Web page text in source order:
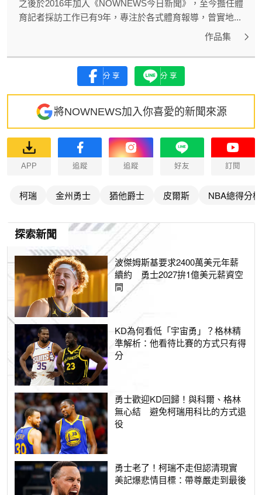
之後於2016年加入《NOWNEWS今日新聞》，至今擔任體
育記者採訪工作已有9年，專注於各式體育報導，曾實地...
作品集
分享 分享
將NOWNEWS加入你喜愛的新聞來源
APP 追蹤 追蹤 好友 訂閱
柯瑞 金州勇士 猶他爵士 皮爾斯 NBA總得分榜
探索新聞
波傑姆斯基要求2400萬美元年薪
續約 勇士2027拚1億美元薪資空
間
KD為何看低「宇宙勇」？格林精
準解析：他看待比賽的方式只有得
分
勇士歡迎KD回歸！與科爾、格林
無心結 避免柯瑞用科比的方式退
役
勇士老了！柯瑞不走但認清現實
美記爆悲情目標：帶尊嚴走到最後